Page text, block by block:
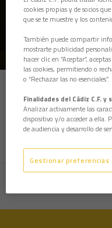
Edad
cookies propias y de socios
que se te muestre y los
También puede compartir
mostrarte publicidad
hacer clic en “Aceptar”,
las cookies, permitiendo o
o “Rechazar las no esenciales”.
Finalidades del Cádiz C.F. y
Analizar activamente las
dispositivo y/o acceder a ella.
de audiencia y desarrollo de
Gestionar preferencias